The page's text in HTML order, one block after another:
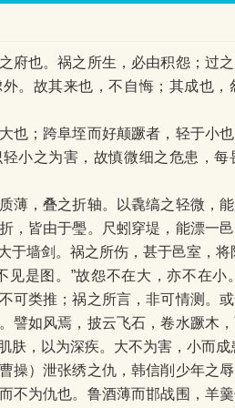
府也。祸之所生，必由积怨；过
。故其来也，不自悔；其成也
也；跨阜垤而好颠蹶者，轻于小
小之为害，故慎微细之危患，
薄，叠之折轴。以毳缟之轻微，
，皆由于璺。尺蚓穿堤，能漂一
于墙剑。祸之所伤，甚于邑室，将
见是图。”故怨不在大，亦不在
可类推；祸之所言，非可情测。
譬如风焉，披云飞石，卷水蹶木
肤，以为深疾。大不为害，小而成
操）泄张绣之仇，韩信削少年之
不为仇也。鲁酒薄而邯战围，羊